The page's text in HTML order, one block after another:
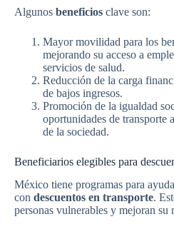
Algunos beneficios clave son:
Mayor movilidad para los
mejorando su acceso a
servicios de salud.
Reducción de la carga
de bajos ingresos.
Promoción de la igualdad
oportunidades de transporte
de la sociedad.
Beneficiarios elegibles para
México tiene programas para
con descuentos en transporte.
personas vulnerables y mejoran su